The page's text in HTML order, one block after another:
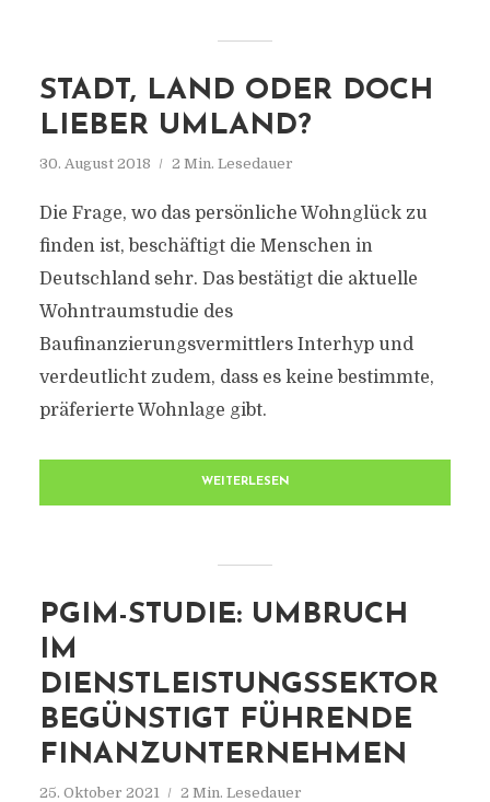
STADT, LAND ODER DOCH
LIEBER UMLAND?
30. August 2018 2 Min. Lesedauer
Die Frage, wo das persönliche Wohnglück zu
finden ist, beschäftigt die Menschen in
Deutschland sehr. Das bestätigt die aktuelle
Wohntraumstudie des
Baufinanzierungsvermittlers Interhyp und
verdeutlicht zudem, dass es keine bestimmte,
präferierte Wohnlage gibt.
WEITERLESEN
PGIM-STUDIE: UMBRUCH
IM
DIENSTLEISTUNGSSEKTOR
BEGÜNSTIGT FÜHRENDE
FINANZUNTERNEHMEN
25. Oktober 2021 2 Min. Lesedauer